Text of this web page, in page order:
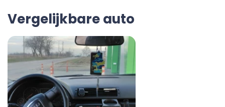
Vergelijkbare auto